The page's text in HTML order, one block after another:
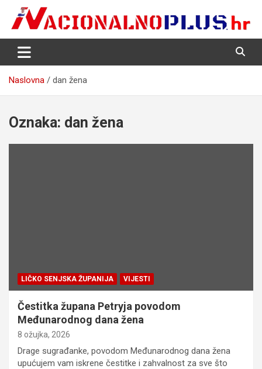
content
NacionalnoPlus.hr
Nacija želi znati više
Naslovna dan žena
Oznaka: dan žena
LIČKO SENJSKA ŽUPANIJA VIJESTI
Čestitka župana Petryja povodom
Međunarodnog dana žena
8 ožujka, 2026
Drage sugrađanke, povodom Međunarodnog dana žena
upućujem vam iskrene čestitke i zahvalnost za sve što